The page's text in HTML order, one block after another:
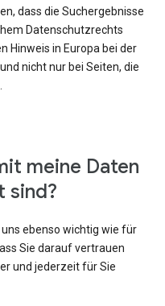
dass die Suchergebnisse
Datenschutzrechts
Hinweis in Europa bei der
nicht nur bei Seiten, die
meine Daten
sind?
ebenso wichtig wie für
Sie darauf vertrauen
und jederzeit für Sie